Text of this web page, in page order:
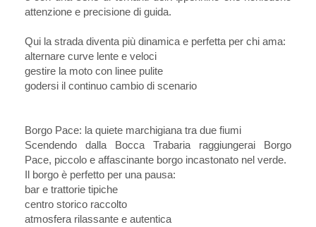
attenzione e precisione di guida.
Qui la strada diventa più dinamica e perfetta per chi ama:
alternare curve lente e veloci
gestire la moto con linee pulite
godersi il continuo cambio di scenario
Borgo Pace: la quiete marchigiana tra due fiumi
Scendendo dalla Bocca Trabaria raggiungerai Borgo
Pace, piccolo e affascinante borgo incastonato nel verde.
Il borgo è perfetto per una pausa:
bar e trattorie tipiche
centro storico raccolto
atmosfera rilassante e autentica